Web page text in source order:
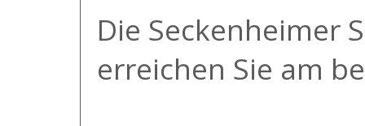
Die Seckenheimer
erreichen Sie am